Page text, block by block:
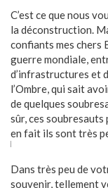
C’est ce que nous
la déconstruction.
confiants mes chers
guerre mondiale,
d’infrastructures et
l’Ombre, qui sait
de quelques
sûr, ces soubresauts
en fait ils sont très
Dans très peu de
souvenir, tellement